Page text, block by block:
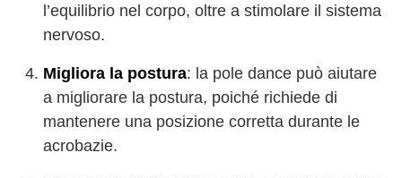
l’equilibrio nel corpo, oltre a stimolare il sistema
nervoso.
Migliora la postura: la pole dance può aiutare
a migliorare la postura, poiché richiede di
mantenere una posizione corretta durante le
acrobazie.